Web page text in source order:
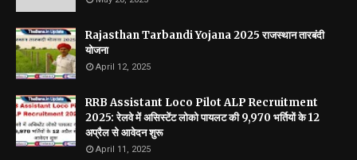
Rajasthan Tarbandi Yojana 2025 राजस्थान तारबंदी
योजना
April 12, 2025
RRB Assistant Loco Pilot ALP Recruitment
2025: रेलवे में असिस्टेंट लोको पायलट की 9,970 भर्तियों के 12
अप्रैल से आवेदन शुरू
April 11, 2025